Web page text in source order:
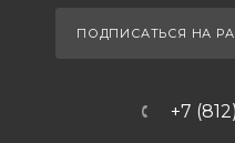
ПОДПИСАТЬСЯ НА
+7